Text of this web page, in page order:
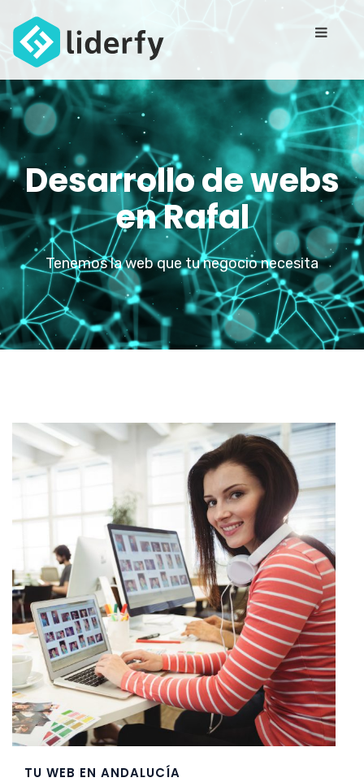
Desarrollo de webs
en Rafal
Tenemos la web que tu negocio necesita
TU WEB EN ANDALUCÍA